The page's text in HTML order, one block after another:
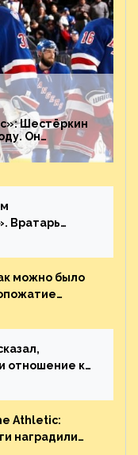
Шестёркин
Он
Вратарь
в Кадри
можно было
ESPN
отношение к
Athletic:
наградили